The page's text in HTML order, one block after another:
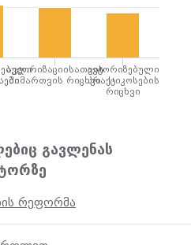
ავტორიზაციისათვის
მიმართვის რიცხვი
ავტორიზებული
პრაქტიკოსების
რიცხვი
გავლენას
რეფორმა